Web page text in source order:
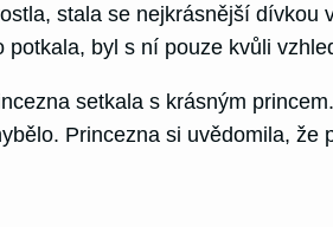
stala se nejkrásnější
potkala, byl s ní pouze kvůli
setkala s krásným
Princezna si uvědomila,